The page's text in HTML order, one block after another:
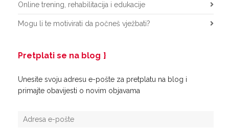
Online trening, rehabilitacija i edukacije
Mogu li te motivirati da počneš vježbati?
Pretplati se na blog
Unesite svoju adresu e-pošte za pretplatu na blog i
primajte obavijesti o novim objavama